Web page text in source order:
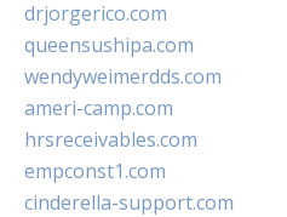
drjorgerico.com
queensushipa.com
wendyweimerdds.com
ameri-camp.com
hrsreceivables.com
empconst1.com
cinderella-support.com